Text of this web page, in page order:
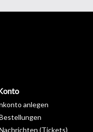
anlegen
(Tickets)